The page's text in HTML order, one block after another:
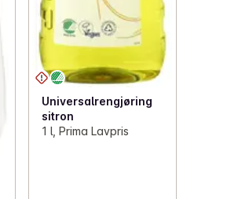
Universalrengjøring
sitron
1 l, Prima Lavpris